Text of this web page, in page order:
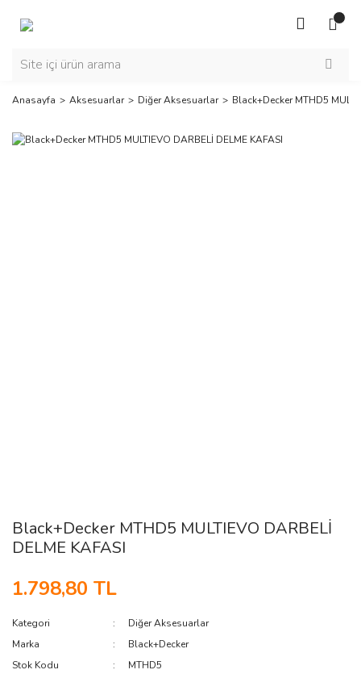
Anasayfa Aksesuarlar Diğer Aksesuarlar Black+Decker MTHD5
Black+Decker MTHD5 MULTIEVO DARBELİ
DELME KAFASI
1.798,80 TL
Kategori
Diğer Aksesuarlar
Marka
Black+Decker
Stok Kodu
MTHD5